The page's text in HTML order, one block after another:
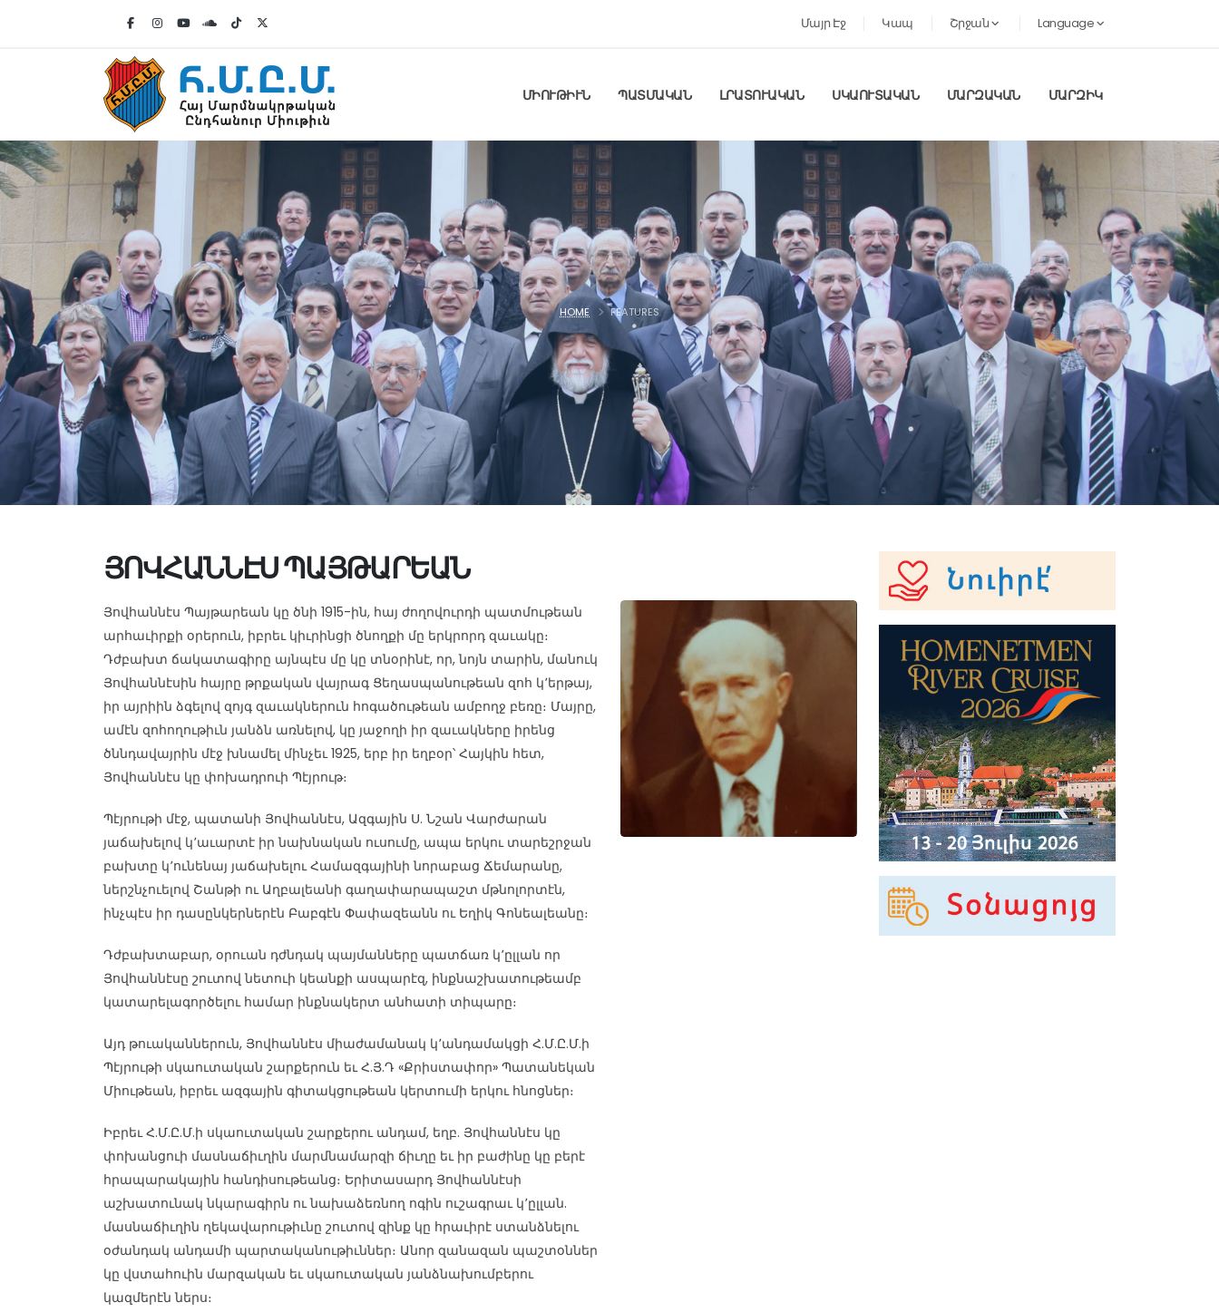
Մայր Էջ Կապ Շրջան Language
ՄԻՈՒԹԻՒՆ ՊԱՏՄԱԿԱՆ ԼՐԱՏՈՒԱԿԱՆ ՍԿԱՈՒՏԱԿԱՆ ՄԱՐԶԱԿԱՆ ՄԱՐԶԻԿ
HOME FEATURES
ՅՈՎՀԱՆՆԷՍ ՊԱՅԹԱՐԵԱՆ
Յովհաննէս Պայթարեան կը ծնի 1915-ին, հայ ժողովուրդի պատմութեան
արհաւիրքի օրերուն, իբրեւ կիւրինցի ծնողքի մը երկրորդ զաւակը։
Դժբախտ ճակատագիրը այնպէս մը կը տնօրինէ, որ, նոյն տարին, մանուկ
Յովհաննէսին հայրը թրքական վայրագ Ցեղասպանութեան զոհ կ՚երթայ,
իր այրիին ձգելով զոյգ զաւակներուն հոգածութեան ամբողջ բեռը։ Մայրը,
ամէն զոհողութիւն յանձն առնելով, կը յաջողի իր զաւակները իրենց
ծննդավայրին մէջ խնամել մինչեւ 1925, երբ իր եղբօր՝ Հայկին հետ,
Յովհաննէս կը փոխադրուի Պէյրութ։
Պէյրութի մէջ, պատանի Յովհաննէս, Ազգային Ս. Նշան Վարժարան
յաճախելով կ՚աւարտէ իր նախնական ուսումը, ապա երկու տարեշրջան
բախտը կ՚ունենայ յաճախելու Համազգայինի նորաբաց Ճեմարանը,
ներշնչուելով Շանթի ու Աղբալեանի գաղափարապաշտ մթնոլորտէն,
ինչպէս իր դասընկերներէն Բաբգէն Փափազեանն ու Եղիկ Գոնեալեանը։
Դժբախտաբար, օրուան դժնդակ պայմանները պատճառ կ՚ըլլան որ
Յովհաննէսը շուտով նետուի կեանքի ասպարէզ, ինքնաշխատութեամբ
կատարելագործելու համար ինքնակերտ անհատի տիպարը։
Այդ թուականներուն, Յովհաննէս միաժամանակ կ՚անդամակցի Հ.Մ.Ը.Մ.ի
Պէյրութի սկաուտական շարքերուն եւ Հ.Յ.Դ «Քրիստափոր» Պատանեկան
Միութեան, իբրեւ ազգային գիտակցութեան կերտումի երկու հնոցներ։
Իբրեւ Հ.Մ.Ը.Մ.ի սկաուտական շարքերու անդամ, եղբ. Յովհաննէս կը
փոխանցուի մասնաճիւղին մարմնամարզի ճիւղը եւ իր բաժինը կը բերէ
հրապարակային հանդիսութեանց։ Երիտասարդ Յովհաննէսի
աշխատունակ նկարագիրն ու նախաձեռնող ոգին ուշագրաւ կ՚ըլլան.
մասնաճիւղին ղեկավարութիւնը շուտով զինք կը հրաւիրէ ստանձնելու
օժանդակ անդամի պարտականութիւններ։ Անոր զանազան պաշտօններ
կը վստահուին մարզական եւ սկաուտական յանձնախումբերու
կազմերէն ներս։